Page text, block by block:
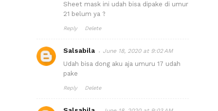
Sheet mask ini udah bisa dipake di umur
21 belum ya ?
Reply Delete
Salsabila June 18, 2020 at 9:02 AM
Udah bisa dong aku aja umuru 17 udah
pake
Reply Delete